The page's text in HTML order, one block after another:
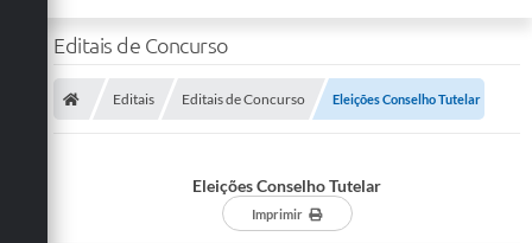
Editais de Concurso
Editais Editais de Concurso Eleições Conselho Tutelar
Eleições Conselho Tutelar
Imprimir